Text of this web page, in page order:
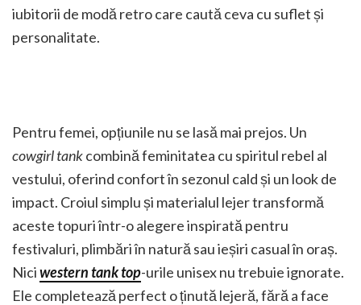
iubitorii de modă retro care caută ceva cu suflet și
personalitate.
Pentru femei, opțiunile nu se lasă mai prejos. Un
cowgirl tankcombină feminitatea cu spiritul rebel al
vestului, oferind confort în sezonul cald și un look de
impact. Croiul simplu și materialul lejer transformă
aceste topuri într-o alegere inspirată pentru
festivaluri, plimbări în natură sau ieșiri casual în oraș.
Niciwestern tank top-urile unisex nu trebuie ignorate.
Ele completează perfect o ținută lejeră, fără a face